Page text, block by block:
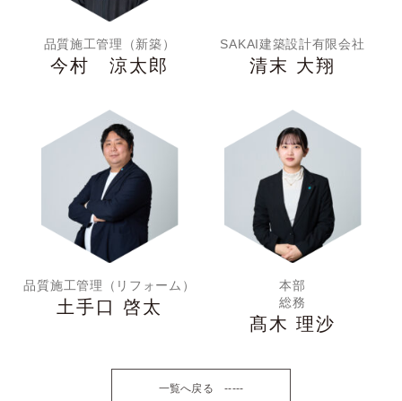
品質施工管理（新築）
今村 涼太郎
SAKAI建築設計有限会社
清末 大翔
品質施工管理（リフォーム）
土手口 啓太
本部
総務
髙木 理沙
一覧へ戻る